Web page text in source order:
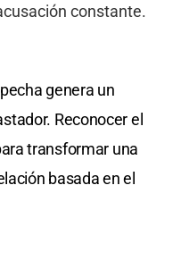
constante.
genera un
Reconocer el
transformar una
basada en el